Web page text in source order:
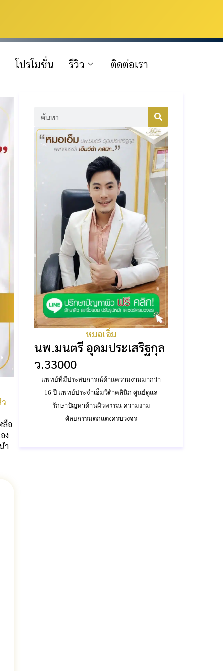
โปรโมชั่น รีวิว ติดต่อเรา
ลือ
ง
ำ
หมอเอ็ม
นพ.มนตรี อุดมประเสริฐกุล
ว.33000
แพทย์ที่มีประสบการณ์ด้านความงามมากว่า
16 ปี แพทย์ประจำเอ็มวีต้าคลินิก ศูนย์ดูแล
รักษาปัญหาด้านผิวพรรณ ความงาม
ศัลยกรรมตกแต่งครบวงจร